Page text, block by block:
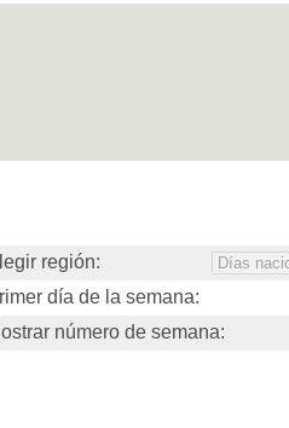
región:
día de la semana:
número de semana: